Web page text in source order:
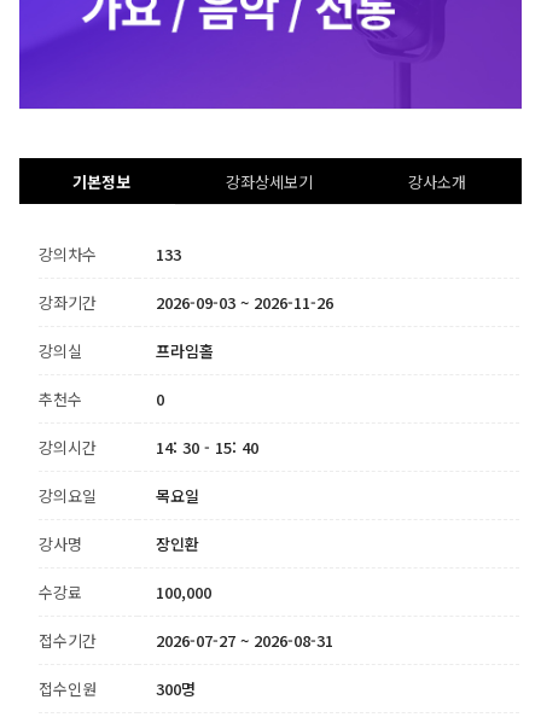
기본정보
강의차수 133
강좌기간 2026-09-03 ~ 2026-11-26
강의실 프라임홀
추천수 0
강의시간 14: 30 - 15: 40
강의요일 목요일
강사명 장인환
수강료 100,000
접수기간 2026-07-27 ~ 2026-08-31
접수인원 300명
강좌상세보기 강사소개